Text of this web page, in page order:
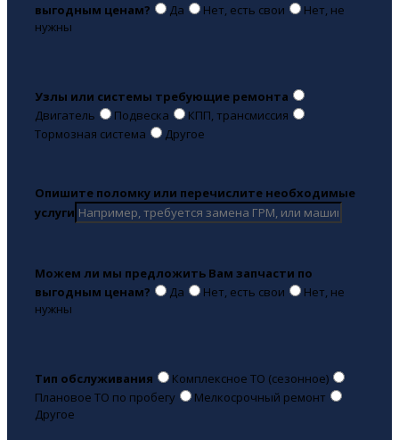
выгодным ценам?
Да Нет, есть свои
Нет, не
нужны
Узлы или системы требующие ремонта
Двигатель
Подвеска
КПП, трансмиссия
Тормозная система
Другое
Опишите поломку или перечислите необходимые
услуги
Можем ли мы предложить Вам запчасти по
выгодным ценам?
Да Нет, есть свои
Нет, не
нужны
Тип обслуживания
Комплексное ТО (сезонное)
Плановое ТО по пробегу
Мелкосрочный ремонт
Другое